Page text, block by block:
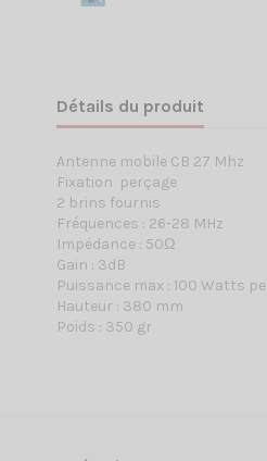
Détails du produit
Antenne mobile CB 27 Mhz
Fixation perçage
2 brins fournis
Fréquences : 26-28 MHz
Impédance : 50Ω
Gain : 3dB
Puissance max : 100 Watts
Hauteur : 380 mm
Poids : 350 gr